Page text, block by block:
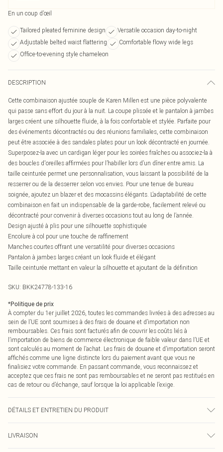
En un coup d’œil
Tailored pleated feminine design
Versatile occasion day-to-night
Adjustable belted waist flattering
Comfortable flowy wide legs
Office-to-evening style chameleon
DESCRIPTION
Cette combinaison ajustée souple de Karen Millen est une pièce polyvalente
qui passe sans effort du jour à la nuit. La coupe plissée et le pantalon à jambes
larges créent une silhouette fluide, à la fois confortable et stylée. Parfaite pour
des événements décontractés ou des réunions familiales, cette combinaison
peut être associée à des sandales plates pour un look décontracté en journée.
Superposez-la avec un cardigan léger pour les soirées fraîches ou associez-la à
des boucles d'oreilles affirmées pour l’habiller lors d’un dîner entre amis. La
taille ceinturée permet une personnalisation, vous laissant la possibilité de la
resserrer ou de la desserrer selon vos envies. Pour une tenue de bureau
soignée, ajoutez un blazer et des mocassins élégants. L’adaptabilité de cette
combinaison en fait un indispensable de la garde-robe, facilement relevé ou
décontracté pour convenir à diverses occasions tout au long de l’année.
Design ajusté à plis pour une silhouette sophistiquée
Encolure à col pour une touche de raffinement
Manches courtes offrant une versatilité pour diverses occasions
Pantalon à jambes larges créant un look fluide et élégant
Taille ceinturée mettant en valeur la silhouette et ajoutant de la définition
SKU: BKK24778-133-16
*Politique de prix
À compter du 1er juillet 2026, toutes les commandes livrées à des adresses au
sein de l’UE sont soumises à des frais de douane et d’importation non
remboursables. Ces frais sont facturés afin de couvrir les coûts liés à
l’importation de biens de commerce électronique de faible valeur dans l’UE et
sont calculés au moment de l’achat. Les frais de douane et d’importation seront
affichés comme une ligne distincte lors du paiement avant que vous ne
finalisiez votre commande. En passant commande, vous reconnaissez et
acceptez que ces frais ne sont pas remboursables et ne seront pas restitués en
cas de retour ou d’échange, sauf lorsque la loi applicable l’exige.
DÉTAILS ET ENTRETIEN DU PRODUIT
Doublure : 100 % Polyester.
Nettoyage à sec uniquement.
LIVRAISON